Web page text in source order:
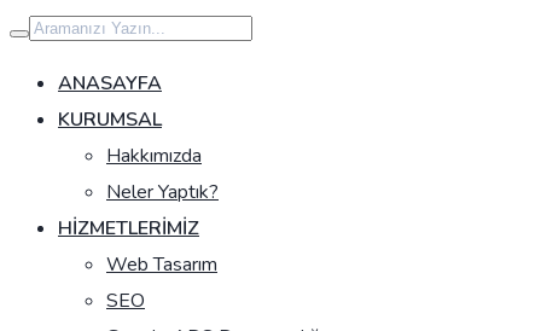
İçeriğe
geç
ANASAYFA
KURUMSAL
Hakkımızda
Neler Yaptık?
HIZMETLERIMIZ
Web Tasarım
SEO